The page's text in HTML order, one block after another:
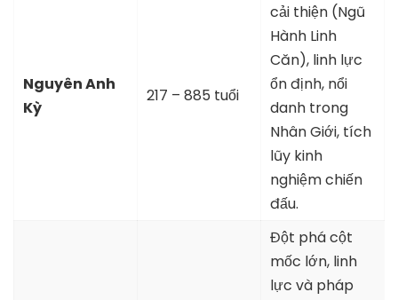
Nguyên Anh
Kỳ
217 – 885 tuổi
cải thiện (Ngũ
Hành Linh
Căn), linh lực
ổn định, nổi
danh trong
Nhân Giới, tích
lũy kinh
nghiệm chiến
đấu.
Đột phá cột
mốc lớn, linh
lực và pháp